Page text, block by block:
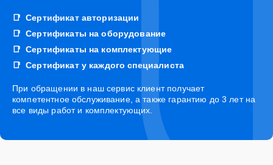
Сертификат авторизации
Сертификаты на оборудование
Сертификаты на комплектующие
Сертификат у каждого специалиста
При обращении в наш сервис клиент получает
компетентное обслуживание, а также гарантию до 3 лет на
все виды работ и комплектующих.